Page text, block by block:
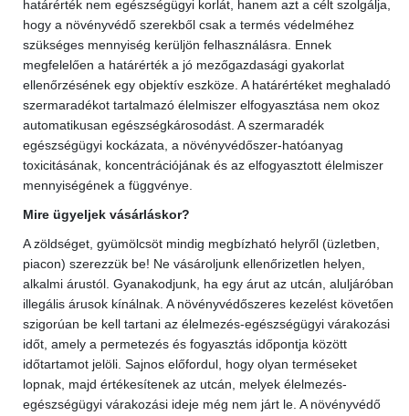
határérték nem egészségügyi korlát, hanem azt a célt szolgálja,
hogy a növényvédő szerekből csak a termés védelméhez
szükséges mennyiség kerüljön felhasználásra. Ennek
megfelelően a határérték a jó mezőgazdasági gyakorlat
ellenőrzésének egy objektív eszköze. A határértéket meghaladó
szermaradékot tartalmazó élelmiszer elfogyasztása nem okoz
automatikusan egészségkárosodást. A szermaradék
egészségügyi kockázata, a növényvédőszer-hatóanyag
toxicitásának, koncentrációjának és az elfogyasztott élelmiszer
mennyiségének a függvénye.
Mire ügyeljek vásárláskor?
A zöldséget, gyümölcsöt mindig megbízható helyről (üzletben,
piacon) szerezzük be! Ne vásároljunk ellenőrizetlen helyen,
alkalmi árustól. Gyanakodjunk, ha egy árut az utcán, aluljáróban
illegális árusok kínálnak. A növényvédőszeres kezelést követően
szigorúan be kell tartani az élelmezés-egészségügyi várakozási
időt, amely a permetezés és fogyasztás időpontja között
időtartamot jelöli. Sajnos előfordul, hogy olyan terméseket
lopnak, majd értékesítenek az utcán, melyek élelmezés-
egészségügyi várakozási ideje még nem járt le. A növényvédő